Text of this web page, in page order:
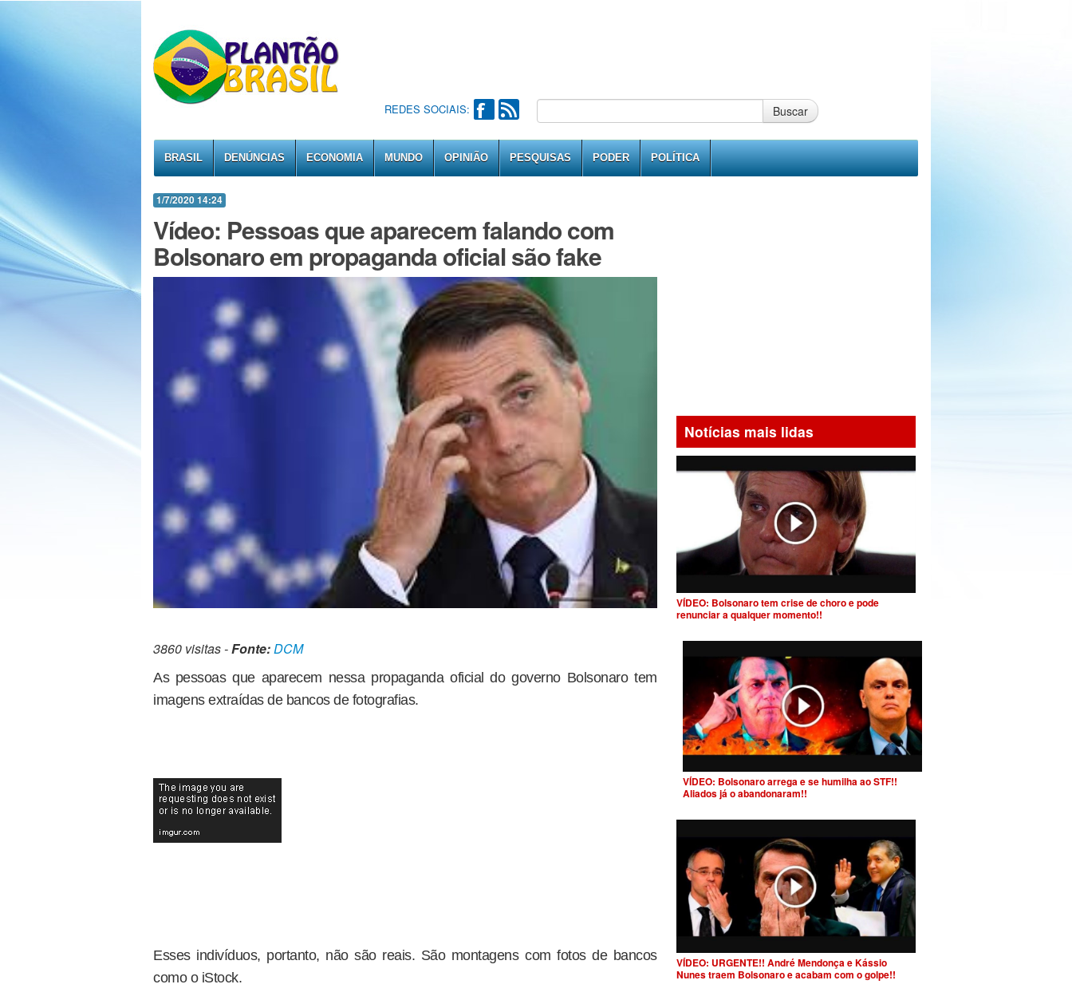
REDES SOCIAIS: Buscar
BRASIL DENÚNCIAS ECONOMIA MUNDO OPINIÃO PESQUISAS PODER POLÍTICA
1/7/2020 14:24
Vídeo: Pessoas que aparecem falando com
Bolsonaro em propaganda oficial são fake
3860 visitas -Fonte:DCM
As pessoas que aparecem nessa propaganda oficial do governo Bolsonaro tem
imagens extraídas de bancos de fotografias.
Esses indivíduos, portanto, não são reais. São montagens com fotos de bancos
como o iStock.
Notícias mais lidas
VÍDEO: Bolsonaro tem crise de choro e pode
renunciar a qualquer momento!!
VÍDEO: Bolsonaro arrega e se humilha ao STF!!
Aliados já o abandonaram!!
VÍDEO: URGENTE!! André Mendonça e Kássio
Nunes traem Bolsonaro e acabam com o golpe!!